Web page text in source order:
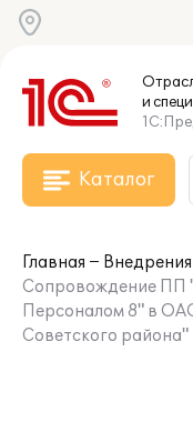
и
Каталог
Главная
Внедрения
Сопровождение ПП
Персоналом 8" в
Советского района"